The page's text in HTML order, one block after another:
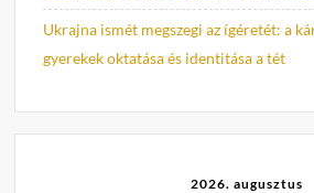
Ukrajna ismét megszegi az ígéretét: a
gyerekek oktatása és identitása a tét
2026. augusztus